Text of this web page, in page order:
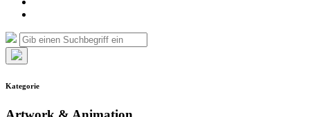
Datenschutz
Suche
nach:
Suchen
Such-
verbergen
Kategorie